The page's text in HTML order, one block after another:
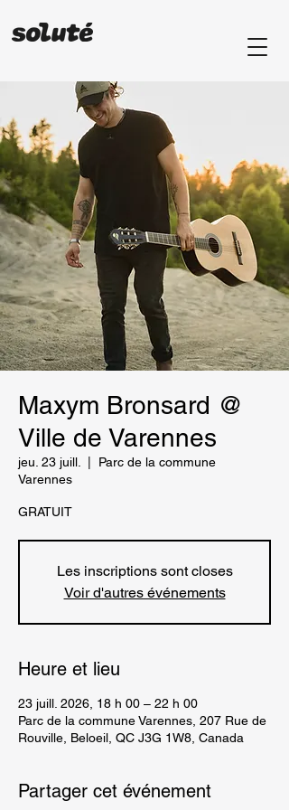
Maxym Bronsard @
Ville de Varennes
jeu. 23 juill.
Parc de la commune
Varennes
GRATUIT
Les inscriptions sont closes
Voir d'autres événements
Heure et lieu
23 juill. 2026, 18 h 00 – 22 h 00
Parc de la commune Varennes, 207 Rue de
Rouville, Beloeil, QC J3G 1W8, Canada
Partager cet événement